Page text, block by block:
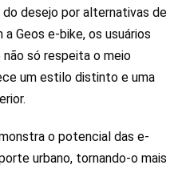
desejo por alternativas de
Geos e-bike, os usuários
só respeita o meio
um estilo distinto e uma
o potencial das e-
urbano, tornando-o mais